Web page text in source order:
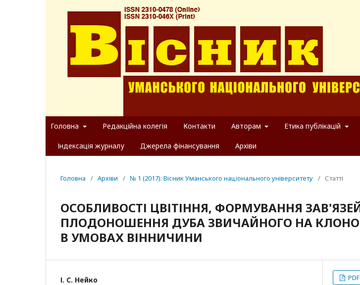
Головна Редакційна колегія Контакти Авторам Етика публікацій
Індексація журналу Джерела фінансування Архіви
Головна / Архіви / № 1 (2017): Вісник Уманського національного університету / Статті
ОСОБЛИВОСТІ ЦВІТІННЯ, ФОРМУВАННЯ
ПЛОДОНОШЕННЯ ДУБА ЗВИЧАЙНОГО НА
В УМОВАХ ВІННИЧИНИ
І. С. Нейко PDF